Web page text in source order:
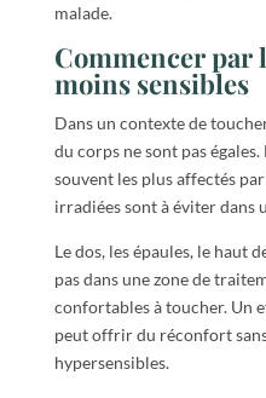
malade.
Commencer par
moins sensibles
Dans un contexte de
du corps ne sont pas
souvent les plus affectés
irradiées sont à éviter dans
Le dos, les épaules, le haut
pas dans une zone de
confortables à toucher. Un
peut offrir du réconfort
hypersensibles.